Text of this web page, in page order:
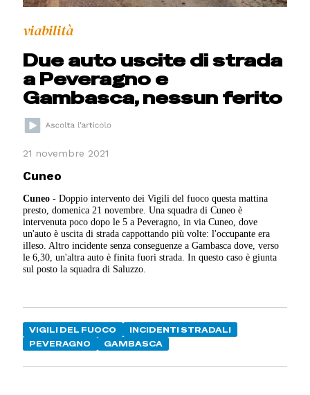
viabilità
Due auto uscite di strada
a Peveragno e
Gambasca, nessun ferito
21 novembre 2021
Cuneo
Cuneo - Doppio intervento dei Vigili del fuoco questa mattina
presto, domenica 21 novembre. Una squadra di Cuneo è
intervenuta poco dopo le 5 a Peveragno, in via Cuneo, dove
un'auto è uscita di strada cappottando più volte: l'occupante era
illeso. Altro incidente senza conseguenze a Gambasca dove, verso
le 6,30, un'altra auto è finita fuori strada. In questo caso è giunta
sul posto la squadra di Saluzzo.
VIGILI DEL FUOCO
INCIDENTI STRADALI
PEVERAGNO
GAMBASCA